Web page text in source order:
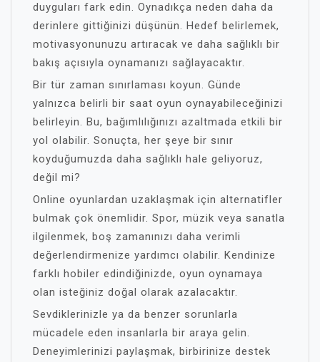
duyguları fark edin. Oynadıkça neden daha da
derinlere gittiğinizi düşünün. Hedef belirlemek,
motivasyonunuzu artıracak ve daha sağlıklı bir
bakış açısıyla oynamanızı sağlayacaktır.
Bir tür zaman sınırlaması koyun. Günde
yalnızca belirli bir saat oyun oynayabileceğinizi
belirleyin. Bu, bağımlılığınızı azaltmada etkili bir
yol olabilir. Sonuçta, her şeye bir sınır
koyduğumuzda daha sağlıklı hale geliyoruz,
değil mi?
Online oyunlardan uzaklaşmak için alternatifler
bulmak çok önemlidir. Spor, müzik veya sanatla
ilgilenmek, boş zamanınızı daha verimli
değerlendirmenize yardımcı olabilir. Kendinize
farklı hobiler edindiğinizde, oyun oynamaya
olan isteğiniz doğal olarak azalacaktır.
Sevdiklerinizle ya da benzer sorunlarla
mücadele eden insanlarla bir araya gelin.
Deneyimlerinizi paylaşmak, birbirinize destek